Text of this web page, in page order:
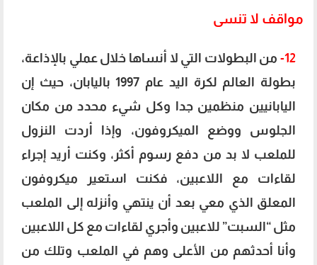
مواقف لا تنسى
12- من البطولات التي لا أنساها خلال عملي بالإذاعة،
بطولة العالم لكرة اليد عام 1997 باليابان، حيث إن
اليابانيين منظمين جدا وكل شيء محدد من مكان
الجلوس ووضع الميكروفون، وإذا أردت النزول
للملعب لا بد من دفع رسوم أكثر، وكنت أريد إجراء
لقاءات مع اللاعبين، فكنت استعير ميكروفون
المعلق الذي معي بعد أن ينتهي وأنزله إلى الملعب
مثل “السبت” للاعبين وأجري لقاءات مع كل اللاعبين
وأنا أحدثهم من الأعلى وهم في الملعب وتلك من